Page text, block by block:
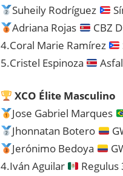
Suheily Rodríguez
Adriana Rojas
CBZ
4.Coral Marie Ramírez
5.Cristel Espinoza
XCO Élite Masculino
Jose Gabriel Marques
Jhonnatan Botero
Jerónimo Bedoya
4.Iván Aguilar
Regulus